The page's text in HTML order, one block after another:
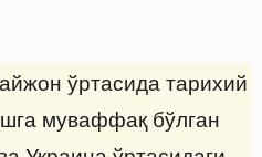
ўртасида тарихий
муваффақ бўлган